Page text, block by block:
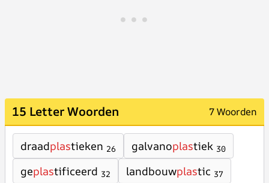
15 Letter Woorden 7 Woorden
draadplastieken 26 galvanoplastiek 30
geplastificeerd 32 landbouwplastic 37